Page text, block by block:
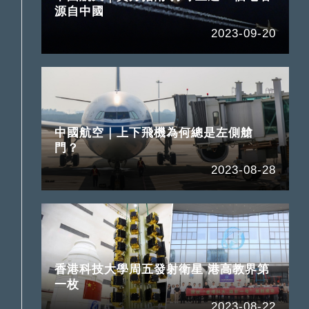
源自中國
2023-09-20
中國航空｜上下飛機為何總是左側艙
門？
2023-08-28
香港科技大學周五發射衛星 港高教界第
一枚